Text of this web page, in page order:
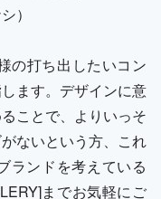
）
の打ち出したいコン
ます。デザインに意
ことで、よりいっそ
ないという方、これ
ランドを考えている
までお気軽にご